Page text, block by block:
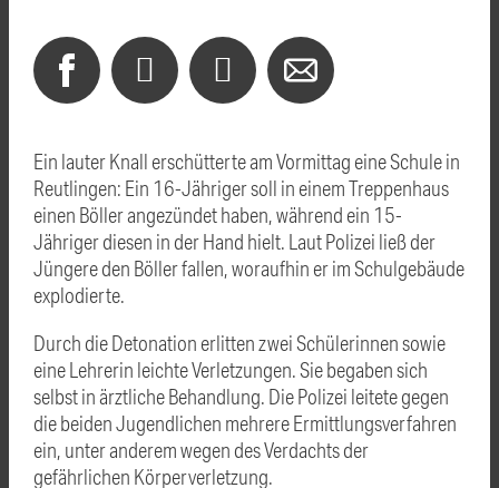
Ein lauter Knall erschütterte am Vormittag eine Schule in
Reutlingen: Ein 16-Jähriger soll in einem Treppenhaus
einen Böller angezündet haben, während ein 15-
Jähriger diesen in der Hand hielt. Laut Polizei ließ der
Jüngere den Böller fallen, woraufhin er im Schulgebäude
explodierte.
Durch die Detonation erlitten zwei Schülerinnen sowie
eine Lehrerin leichte Verletzungen. Sie begaben sich
selbst in ärztliche Behandlung. Die Polizei leitete gegen
die beiden Jugendlichen mehrere Ermittlungsverfahren
ein, unter anderem wegen des Verdachts der
gefährlichen Körperverletzung.